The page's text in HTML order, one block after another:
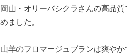
岡山・オリーバシクラさんの高品
めました。
山羊のフロマージュブランは爽や